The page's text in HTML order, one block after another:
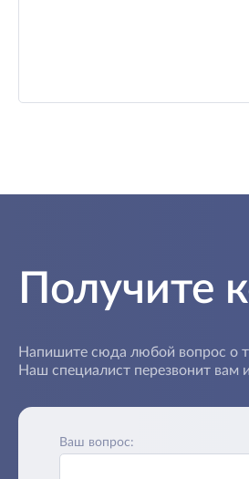
Получите
Напишите сюда любой вопрос о
Наш специалист перезвонит вам
Ваш вопрос: